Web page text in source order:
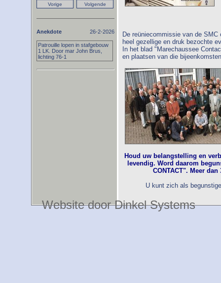
De reüniecommissie van de
heel gezellige en druk bezochte
In het blad "Marechaussee
en plaatsen van die
Houd uw belangstelling en
levendig. Word daarom
CONTACT". Meer
U kunt zich als
Anekdote 26-2-2026
Patrouille lopen in stafgebouw
1 LK. Door mar John Brus,
lichting 76-1
Website door Dinkel Systems